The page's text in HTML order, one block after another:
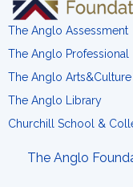
The Anglo Assessment
The Anglo Professional
The Anglo Arts&Culture
The Anglo Library
Churchill School &
The Anglo